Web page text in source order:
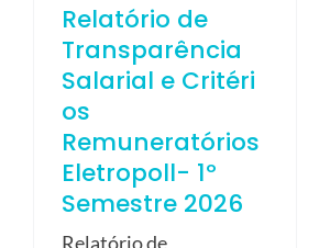
ESPAÑOL
Relatório de
Transparência
Salarial e Critéri
os
Remuneratórios
Eletropoll- 1º
Semestre 2026
Relatório de